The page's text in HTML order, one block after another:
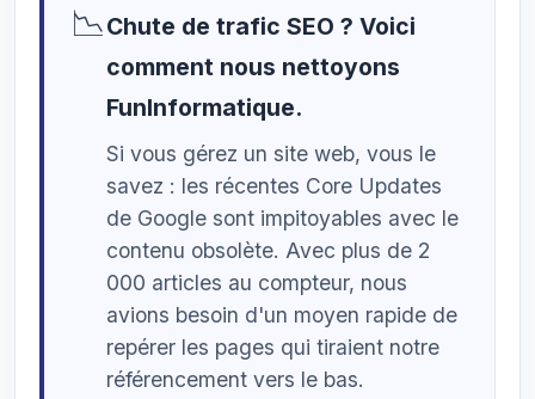
📉Chute de trafic SEO ? Voici
comment nous nettoyons
FunInformatique.
Si vous gérez un site web, vous le
savez : les récentes Core Updates
de Google sont impitoyables avec le
contenu obsolète. Avec plus de 2
000 articles au compteur, nous
avions besoin d'un moyen rapide de
repérer les pages qui tiraient notre
référencement vers le bas.